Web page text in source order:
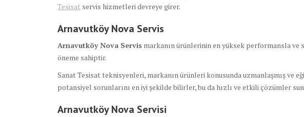
Tesisat servis hizmetleri devreye girer.
Arnavutköy Nova Servis
Arnavutköy Nova Servis markanın ürünlerinin en yüksek performansla ve
öneme sahiptir.
Sanat Tesisat teknisyenleri, markanın ürünleri konusunda uzmanlaşmış ve
potansiyel sorunlarını en iyi şekilde bilirler, bu da hızlı ve etkili çözümler
Arnavutköy Nova Servisi